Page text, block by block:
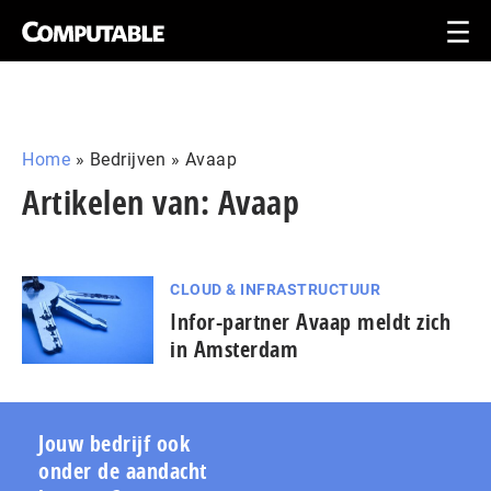
Home » Bedrijven » Avaap
Artikelen van: Avaap
CLOUD & INFRASTRUCTUUR
Infor-partner Avaap meldt zich
in Amsterdam
Jouw bedrijf ook
onder de aandacht